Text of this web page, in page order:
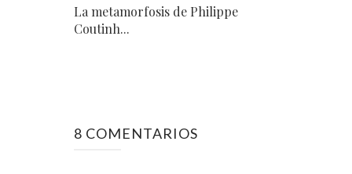
La metamorfosis de Philippe
Coutinh...
8 COMENTARIOS